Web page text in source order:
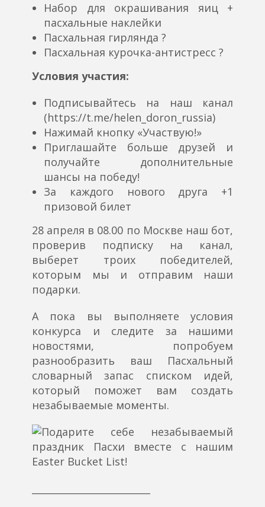
Набор для окрашивания яиц +
пасхальные наклейки
Пасхальная гирлянда ?
Пасхальная курочка-антистресс ?
Условия участия:
Подписывайтесь на наш канал
(https://t.me/helen_doron_russia)
Нажимай кнопку «Участвую!»
Приглашайте больше друзей и
получайте дополнительные
шансы на победу!
За каждого нового друга +1
призовой билет
28 апреля в 08.00 по Москве наш бот,
проверив подписку на канал,
выберет троих победителей,
которым мы и отправим наши
подарки.
А пока вы выполняете условия
конкурса и следите за нашими
новостями, попробуем
разнообразить ваш Пасхальный
словарный запас списком идей,
который поможет вам создать
незабываемые моменты.